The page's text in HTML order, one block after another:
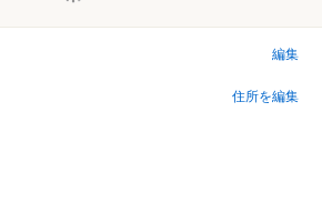
編集
住所を編集